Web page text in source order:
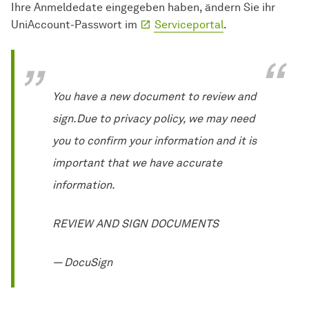
Ihre Anmeldedate eingegeben haben, ändern Sie ihr
UniAccount-Passwort im
Serviceportal.
You have a new document to review and
sign.Due to privacy policy, we may need
you to confirm your information and it is
important that we have accurate
information.
REVIEW AND SIGN DOCUMENTS
— DocuSign